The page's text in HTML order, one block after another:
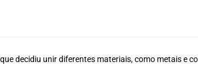
decidiu unir diferentes materiais, como metais e